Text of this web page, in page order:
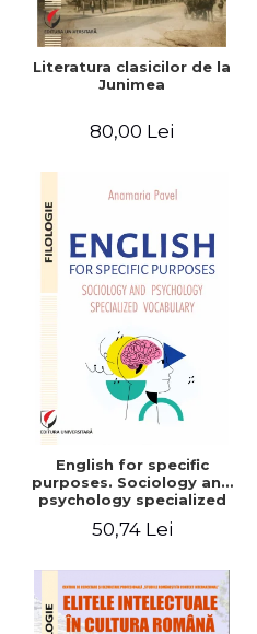
Literatura clasicilor de la
Junimea
80,00 Lei
English for specific
purposes. Sociology and
psychology specialized
50,74 Lei